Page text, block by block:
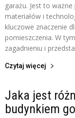
garażu. Jest to
materiałów i
kluczowe znaczenie
pomieszczenia. W
zagadnieniu i
Czytaj więcej
Jaka jest
budynkiem